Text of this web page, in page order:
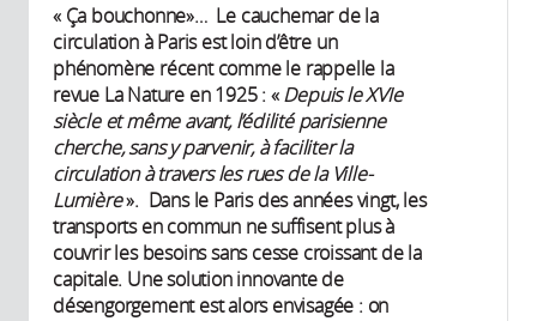
« Ça bouchonne»… Le cauchemar de la
circulation à Paris est loin d’être un
phénomène récent comme le rappelle la
revue La Nature en 1925 : «Depuis le XVIe
siècle et même avant, l’édilité parisienne
cherche, sans y parvenir, à faciliter la
circulation à travers les rues de la Ville-
Lumière». Dans le Paris des années vingt, les
transports en commun ne suffisent plus à
couvrir les besoins sans cesse croissant de la
capitale. Une solution innovante de
désengorgement est alors envisagée : on